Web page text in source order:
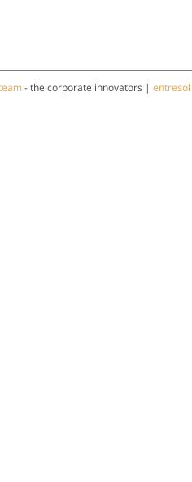
- the corporate innovators | entresol